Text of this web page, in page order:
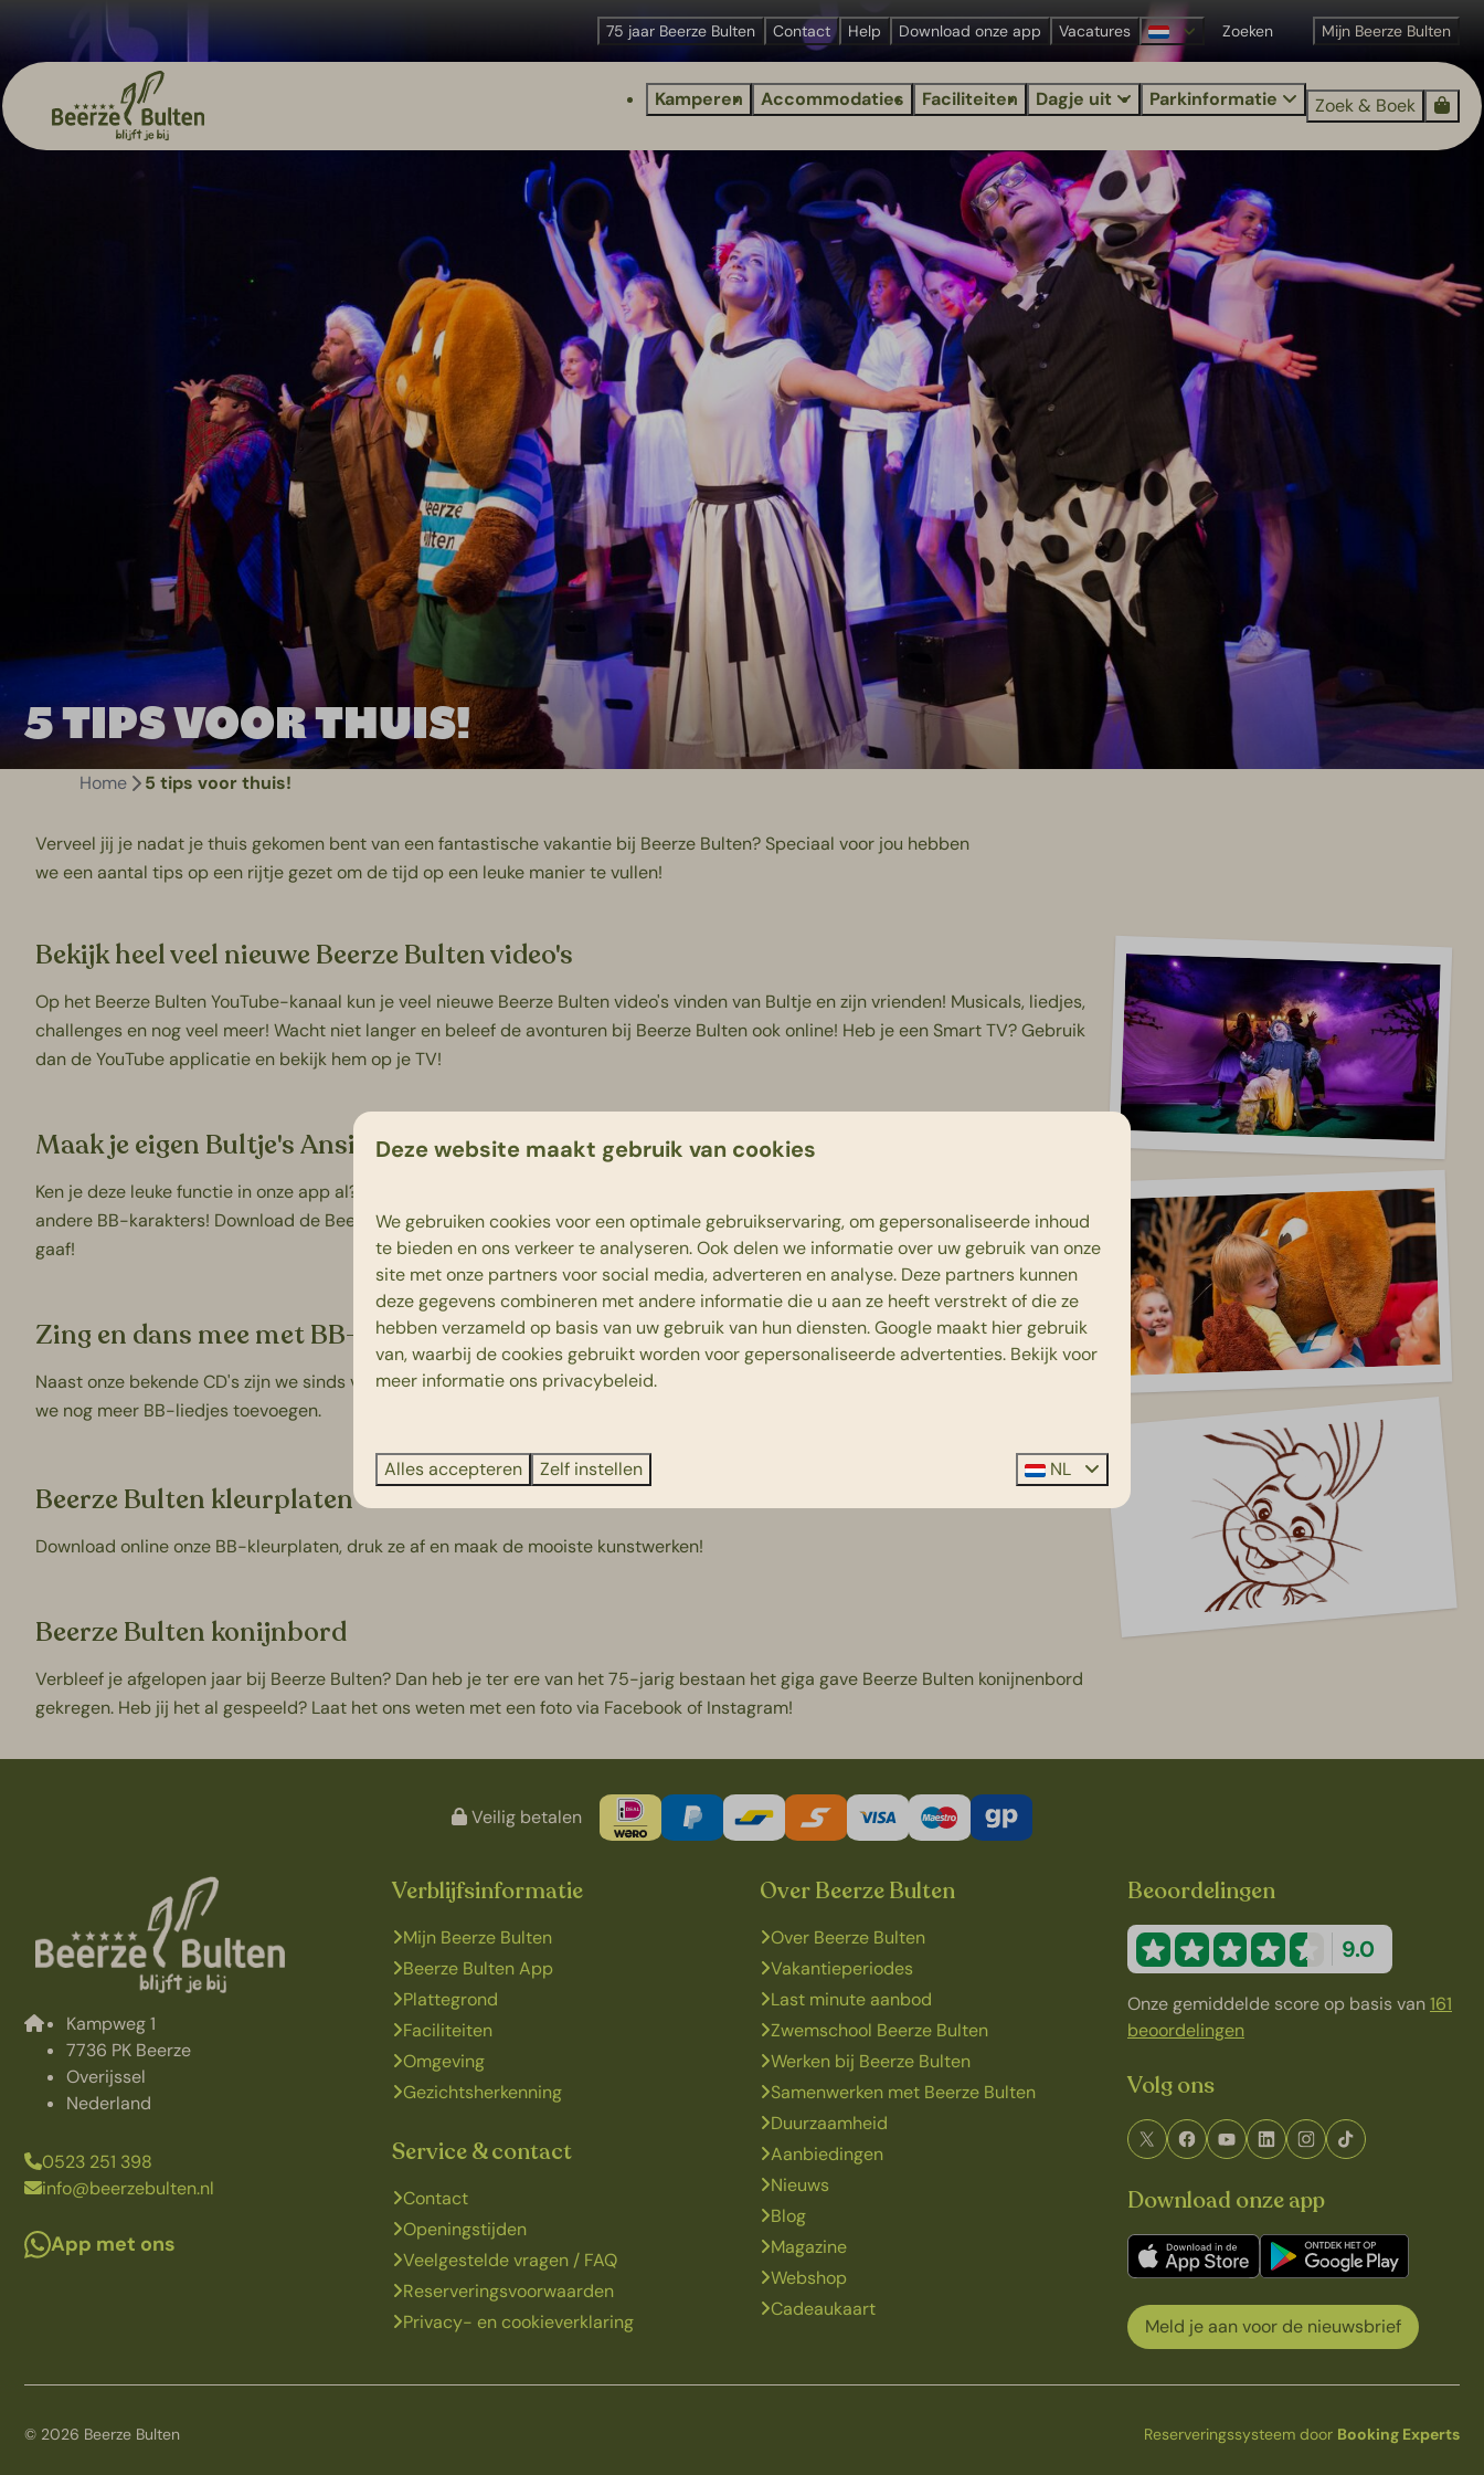
75 jaar Beerze Bulten Contact Help Download onze app Vacatures Mijn Beerze Bulten
Kamperen Accommodaties Faciliteiten Dagje uit Parkinformatie Zoek & Boek
5 TIPS VOOR THUIS!
Home 5 tips voor thuis!
Verveel jij je nadat je thuis gekomen bent van een fantastische vakantie bij Beerze Bulten? Speciaal voor jou hebben
we een aantal tips op een rijtje gezet om de tijd op een leuke manier te vullen!
Bekijk heel veel nieuwe Beerze Bulten video's
Op het Beerze BultenYouTube-kanaal kun je veel nieuwe Beerze Bulten video's vinden van Bultje en zijn vrienden! Musicals, liedjes,
challenges en nog veel meer! Wacht niet langer en beleef de avonturen bij Beerze Bulten ook online! Heb je een Smart TV? Gebruik
dan de YouTube applicatie en bekijk hem op je TV!
Maak je eigen Bultje's Ansichtkaart in de app
Ken je deze leuke functie in onze app al? Pimp jouw foto's met de leukste Beerze Bulten 'stickers', van onder meer Bultje, Bibi en
andere BB-karakters! Download de Beerze Bulten app, probeer het zelf en vergeet ze vooral niet te delen op social media! Giga
gaaf!
Zing en dans mee met BB-liedjes op Spotify
Naast onze bekende CD's zijn we sinds vorig jaar ook te vinden opSpotify. Ken jij onze liedjes al uit je hoofd? De komende tijd zullen
we nog meer BB-liedjes toevoegen.
Beerze Bulten kleurplaten
Download online onze BB-kleurplaten, druk ze af en maak de mooiste kunstwerken!
Beerze Bulten konijnbord
Verbleef je afgelopen jaar bij Beerze Bulten? Dan heb je ter ere van het 75-jarig bestaan het giga gave Beerze Bulten konijnenbord
gekregen. Heb jij het al gespeeld? Laat het ons weten met een foto via Facebook of Instagram!
Veilig betalen
Kampweg 1
7736 PK Beerze
Overijssel
Nederland
0523 251 398
info@beerzebulten.nl
App met ons
Verblijfsinformatie
Mijn Beerze Bulten
Beerze Bulten App
Plattegrond
Faciliteiten
Omgeving
Gezichtsherkenning
Service & contact
Contact
Openingstijden
Veelgestelde vragen / FAQ
Reserveringsvoorwaarden
Privacy- en cookieverklaring
Over Beerze Bulten
Over Beerze Bulten
Vakantieperiodes
Last minute aanbod
Zwemschool Beerze Bulten
Werken bij Beerze Bulten
Samenwerken met Beerze Bulten
Duurzaamheid
Aanbiedingen
Nieuws
Blog
Magazine
Webshop
Cadeaukaart
Beoordelingen
9.0
Onze gemiddelde score op basis van161
beoordelingen
Volg ons
Download onze app
Meld je aan voor de nieuwsbrief
© 2026 Beerze Bulten Reserveringssysteem door Booking Experts
Deze website maakt gebruik van cookies
We gebruiken cookies voor een optimale gebruikservaring, om gepersonaliseerde inhoud
te bieden en ons verkeer te analyseren. Ook delen we informatie over uw gebruik van onze
site met onze partners voor social media, adverteren en analyse. Deze partners kunnen
deze gegevens combineren met andere informatie die u aan ze heeft verstrekt of die ze
hebben verzameld op basis van uw gebruik van hun diensten.Google maakt hier gebruik
van, waarbij de cookies gebruikt worden voor gepersonaliseerde advertenties. Bekijk voor
meer informatie ons privacybeleid.
Alles accepteren Zelf instellen NL